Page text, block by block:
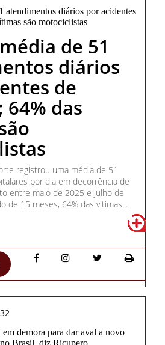
de 51
diários
de
das
registrou uma média de 51
por dia em decorrência de
entre maio de 2025 e julho de
de 15 meses, 64% das vítimas...